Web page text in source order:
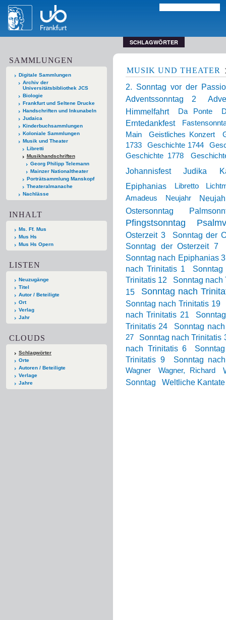
SCHLAGWÖRTER
SAMMLUNGEN
Digitale Sammlungen
Archiv der
Universitätsbibliothek JCS
Biologie
Frankfurt und Seltene Drucke
Handschriften und Inkunabeln
Judaica
Kinderbuchsammlungen
Koloniale Sammlungen
Musik und Theater
Libretti
Musikhandschriften
Georg Philipp Telemann
Mainzer Nationaltheater
Porträtsammlung Manskopf
Theateralmanache
Nachlässe
INHALT
Ms. Ff. Mus
Mus Hs
Mus Hs Opern
LISTEN
Neuzugänge
Titel
Autor / Beteiligte
Ort
Verlag
Jahr
CLOUDS
Schlagwörter
Orte
Autoren / Beteiligte
Verlage
Jahre
MUSIK UND THEATER
2. Sonntag vor der
Adventssonntag 2
Himmelfahrt
Da Ponte
Erntedankfest
Main
Geistliches Konzert
1733
Geschichte 1744
Geschichte 1778
Johannisfest Judika
Epiphanias
Libretto
Amadeus
Neujahr
Ostersonntag
Pfingstsonntag
Osterzeit 3
Sonntag der
Sonntag der Osterzeit 7
Sonntag nach Epiphanias 3
nach Trinitatis 1
Trinitatis 12
Sonntag nach
15
Sonntag nach
Sonntag nach Trinitatis 19
nach Trinitatis 21
Trinitatis 24
Sonntag
27
Sonntag nach Trinitatis
nach Trinitatis 6
Trinitatis 9
Sonntag
Wagner Wagner, Richard
Sonntag
Weltliche Kantate